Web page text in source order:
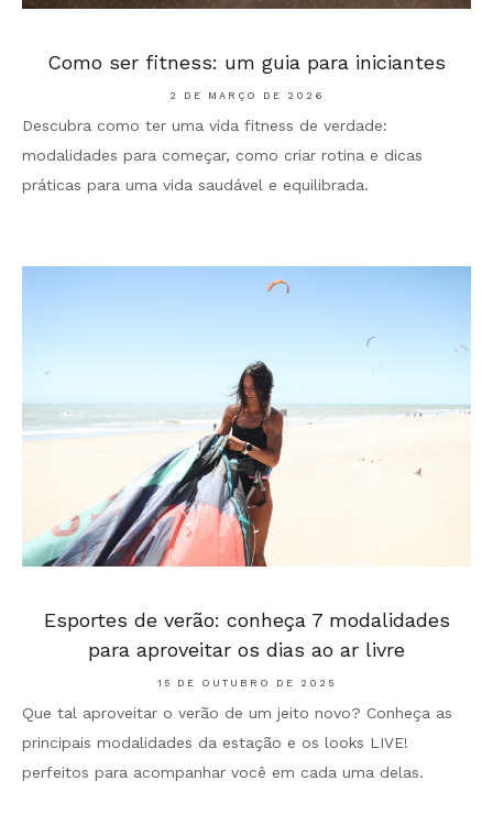
Como ser fitness: um guia para iniciantes
2 DE MARÇO DE 2026
Descubra como ter uma vida fitness de verdade:
modalidades para começar, como criar rotina e dicas
práticas para uma vida saudável e equilibrada.
Esportes de verão: conheça 7 modalidades
para aproveitar os dias ao ar livre
15 DE OUTUBRO DE 2025
Que tal aproveitar o verão de um jeito novo? Conheça as
principais modalidades da estação e os looks LIVE!
perfeitos para acompanhar você em cada uma delas.